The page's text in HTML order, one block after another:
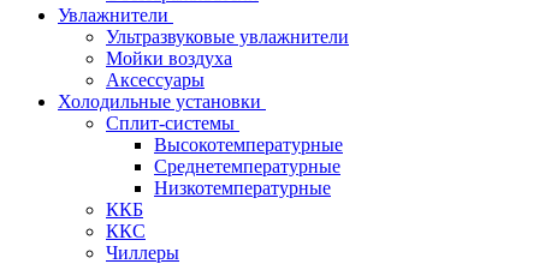
Увлажнители
Ультразвуковые увлажнители
Мойки воздуха
Аксессуары
Холодильные установки
Сплит-системы
Высокотемпературные
Среднетемпературные
Низкотемпературные
ККБ
ККС
Чиллеры